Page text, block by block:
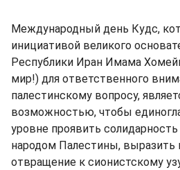
Международный день Кудс,
инициативой великого
Республики Иран Имама
мир!) для ответственного
палестинскому вопросу,
возможностью, чтобы
уровне проявить
народом Палестины, выразить
отвращение к сионистскому